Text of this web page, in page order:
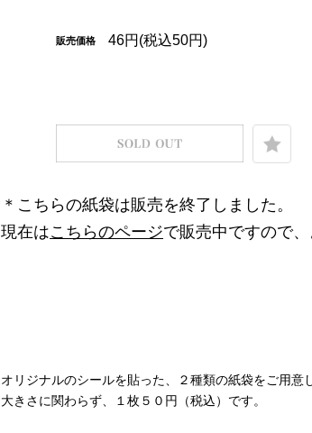
販売価格 46円(税込50円)
＊こちらの紙袋は販売を終了しました。
現在はこちらのページで販売中ですので
オリジナルのシールを貼った、２種類の紙袋をご用意
大きさに関わらず、１枚５０円（税込）です。